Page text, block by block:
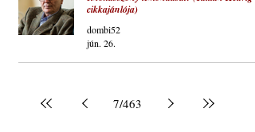
cikkajánlója)
dombi52
jún. 26.
7/463